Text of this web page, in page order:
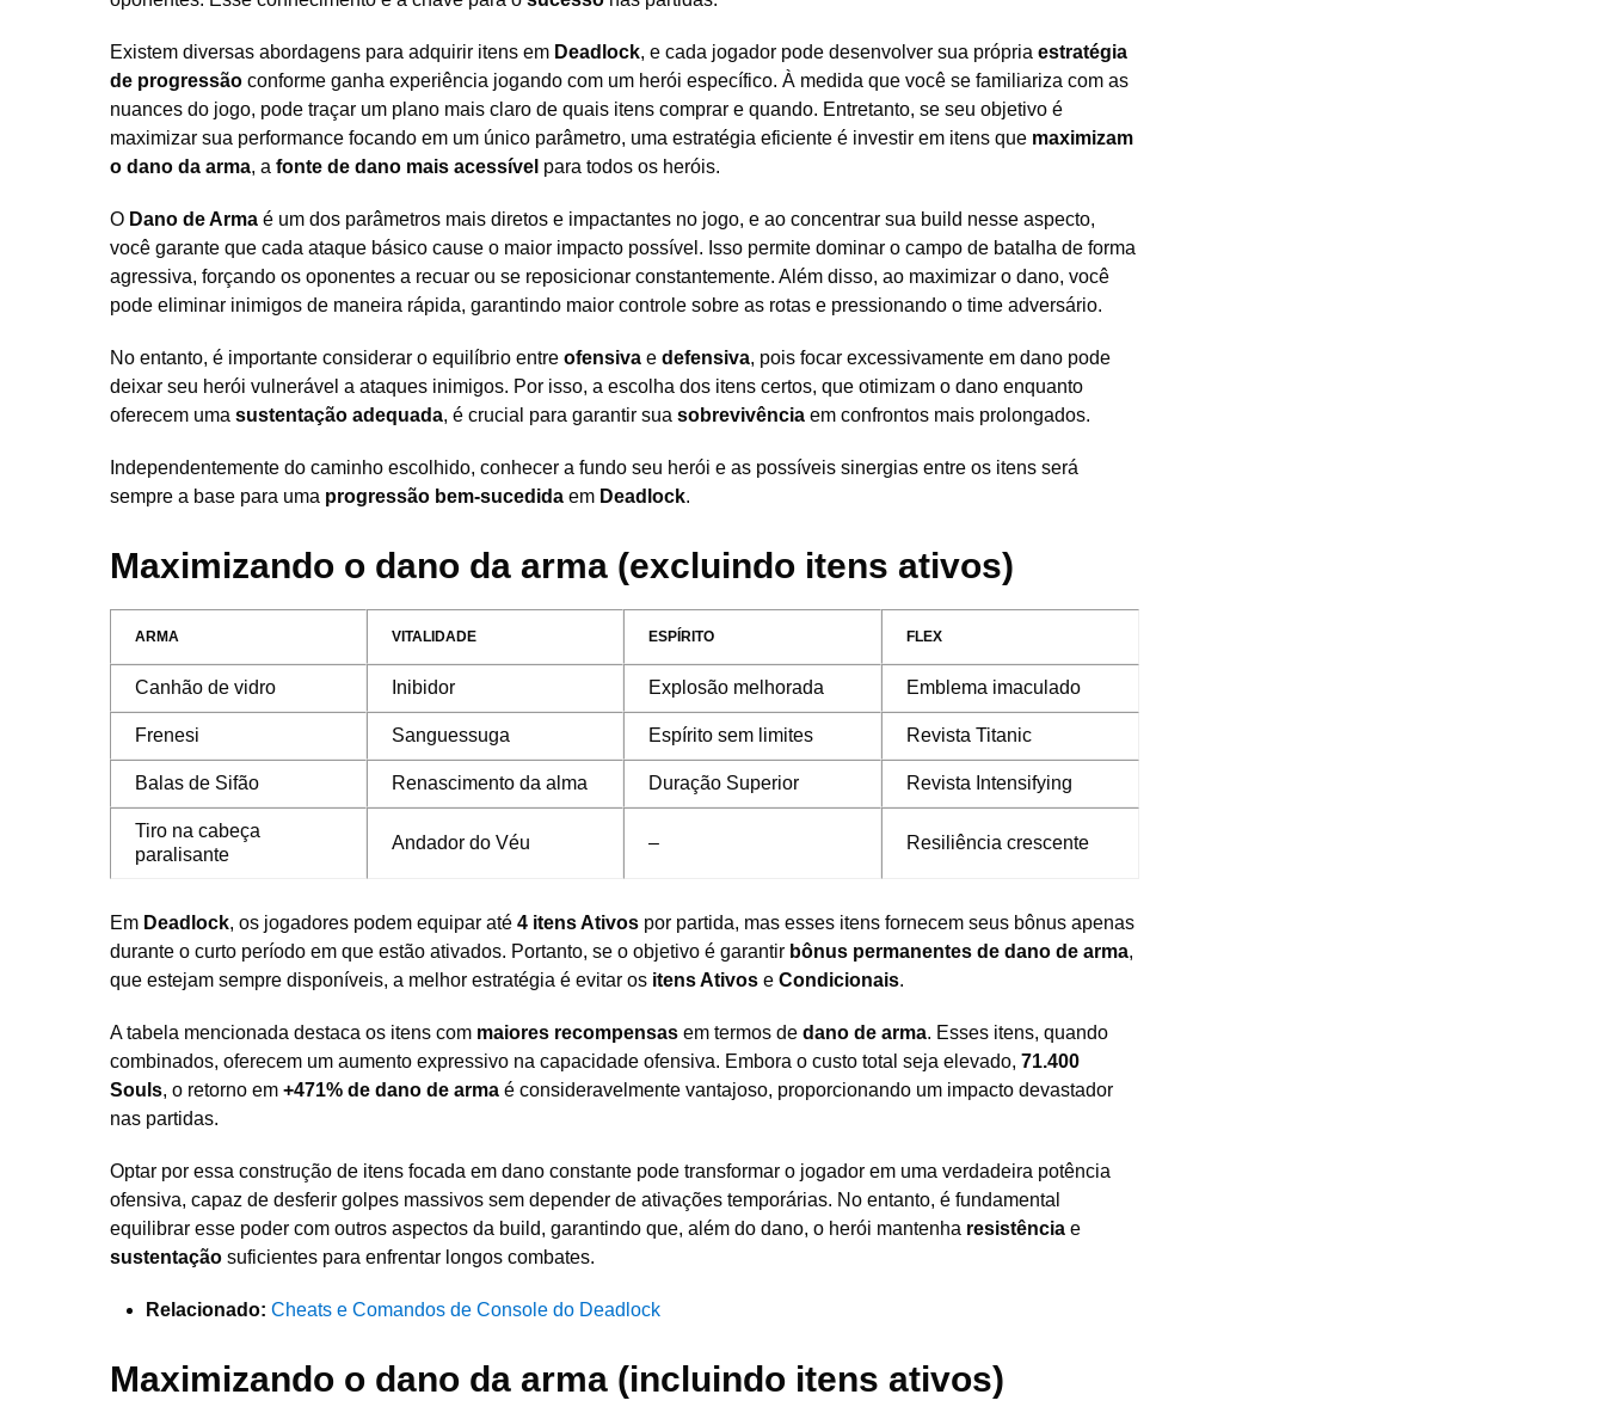
Existem diversas abordagens para adquirir itens em Deadlock, e cada jogador pode desenvolver sua própria estratégia
de progressão conforme ganha experiência jogando com um herói específico. À medida que você se familiariza com as
nuances do jogo, pode traçar um plano mais claro de quais itens comprar e quando. Entretanto, se seu objetivo é
maximizar sua performance focando em um único parâmetro, uma estratégia eficiente é investir em itens que maximizam
o dano da arma, a fonte de dano mais acessível para todos os heróis.
O Dano de Arma é um dos parâmetros mais diretos e impactantes no jogo, e ao concentrar sua build nesse aspecto,
você garante que cada ataque básico cause o maior impacto possível. Isso permite dominar o campo de batalha de forma
agressiva, forçando os oponentes a recuar ou se reposicionar constantemente. Além disso, ao maximizar o dano, você
pode eliminar inimigos de maneira rápida, garantindo maior controle sobre as rotas e pressionando o time adversário.
No entanto, é importante considerar o equilíbrio entre ofensiva e defensiva, pois focar excessivamente em dano pode
deixar seu herói vulnerável a ataques inimigos. Por isso, a escolha dos itens certos, que otimizam o dano enquanto
oferecem uma sustentação adequada, é crucial para garantir sua sobrevivência em confrontos mais prolongados.
Independentemente do caminho escolhido, conhecer a fundo seu herói e as possíveis sinergias entre os itens será
sempre a base para uma progressão bem-sucedida em Deadlock.
Maximizando o dano da arma (excluindo itens ativos)
ARMA VITALIDADE ESPÍRITO FLEX
Canhão de vidro Inibidor Explosão melhorada Emblema imaculado
Frenesi Sanguessuga Espírito sem limites Revista Titanic
Balas de Sifão Renascimento da alma Duração Superior Revista Intensifying
Tiro na cabeça
paralisante
Andador do Véu – Resiliência crescente
Em Deadlock, os jogadores podem equipar até 4 itens Ativos por partida, mas esses itens fornecem seus bônus apenas
durante o curto período em que estão ativados. Portanto, se o objetivo é garantir bônus permanentes de dano de arma,
que estejam sempre disponíveis, a melhor estratégia é evitar os itens Ativos e Condicionais.
A tabela mencionada destaca os itens com maiores recompensas em termos de dano de arma. Esses itens, quando
combinados, oferecem um aumento expressivo na capacidade ofensiva. Embora o custo total seja elevado, 71.400
Souls, o retorno em +471% de dano de arma é consideravelmente vantajoso, proporcionando um impacto devastador
nas partidas.
Optar por essa construção de itens focada em dano constante pode transformar o jogador em uma verdadeira potência
ofensiva, capaz de desferir golpes massivos sem depender de ativações temporárias. No entanto, é fundamental
equilibrar esse poder com outros aspectos da build, garantindo que, além do dano, o herói mantenha resistência e
sustentação suficientes para enfrentar longos combates.
Relacionado: Cheats e Comandos de Console do Deadlock
Maximizando o dano da arma (incluindo itens ativos)